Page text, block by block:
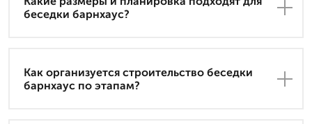
беседки барнхаус?
Как организуется строительство беседки
барнхаус по этапам?